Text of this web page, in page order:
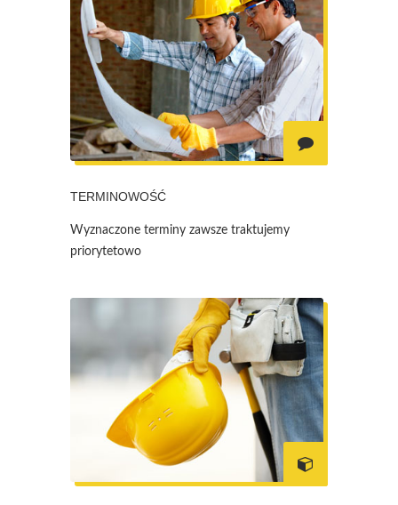
TERMINOWOŚĆ
Wyznaczone terminy zawsze traktujemy
priorytetowo